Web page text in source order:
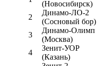
(Новосибирск)
2
Динамо-ЛО-2
(Сосновый бор)
3
Динамо-Олимп
(Москва)
4
Зенит-УОР
(Казань)